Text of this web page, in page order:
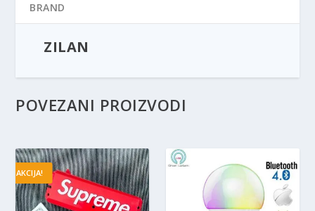
BRAND
ZILAN
POVEZANI PROIZVODI
AKCIJA!